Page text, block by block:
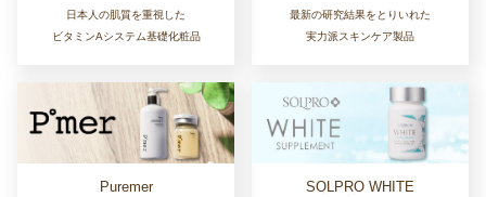
日本人の肌質を重視した
ビタミンAシステム基礎化粧品
最新の研究結果をとりいれた
実力派スキンケア製品
Puremer SOLPRO WHITE